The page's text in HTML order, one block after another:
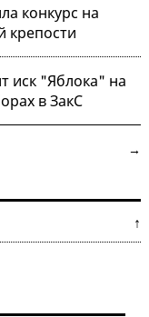
конкурс на
крепости
иск "Яблока" на
в ЗакС
новости →
↑